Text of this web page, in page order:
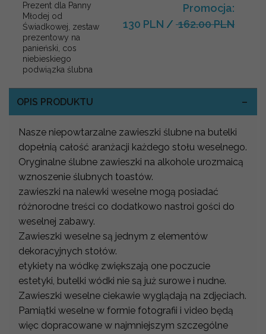
Prezent dla Panny
Młodej od
Świadkowej, zestaw
prezentowy na
panieński, cos
niebieskiego
podwiązka ślubna
Promocja:
130 PLN / 162.00 PLN
OPIS PRODUKTU
Nasze niepowtarzalne zawieszki ślubne na butelki
dopełnią całość aranżacji każdego stołu weselnego.
Oryginalne ślubne zawieszki na alkohole urozmaicą
wznoszenie ślubnych toastów.
zawieszki na nalewki weselne mogą posiadać
różnorodne treści co dodatkowo nastroi gości do
weselnej zabawy.
Zawieszki weselne są jednym z elementów
dekoracyjnych stołów.
etykiety na wódkę zwiększają one poczucie
estetyki, butelki wódki nie są już surowe i nudne.
Zawieszki weselne ciekawie wyglądają na zdjęciach.
Pamiątki weselne w formie fotografii i video będą
więc dopracowane w najmniejszym szczególne